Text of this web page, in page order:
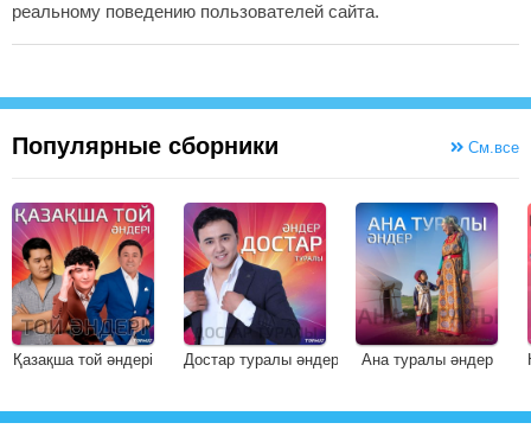
реальному поведению пользователей сайта.
Популярные сборники См.все
Қазақша той әндері Достар туралы әндер Ана туралы әндер